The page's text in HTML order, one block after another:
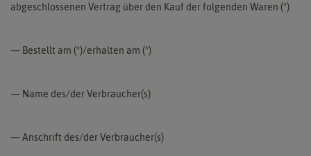
abgeschlossenen Vertrag über den Kauf der folgenden Waren (*)
— Bestellt am (*)/erhalten am (*)
— Name des/der Verbraucher(s)
— Anschrift des/der Verbraucher(s)